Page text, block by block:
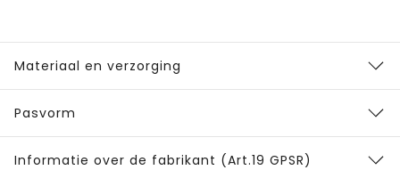
Materiaal en verzorging
Pasvorm
Informatie over de fabrikant (Art.19 GPSR)